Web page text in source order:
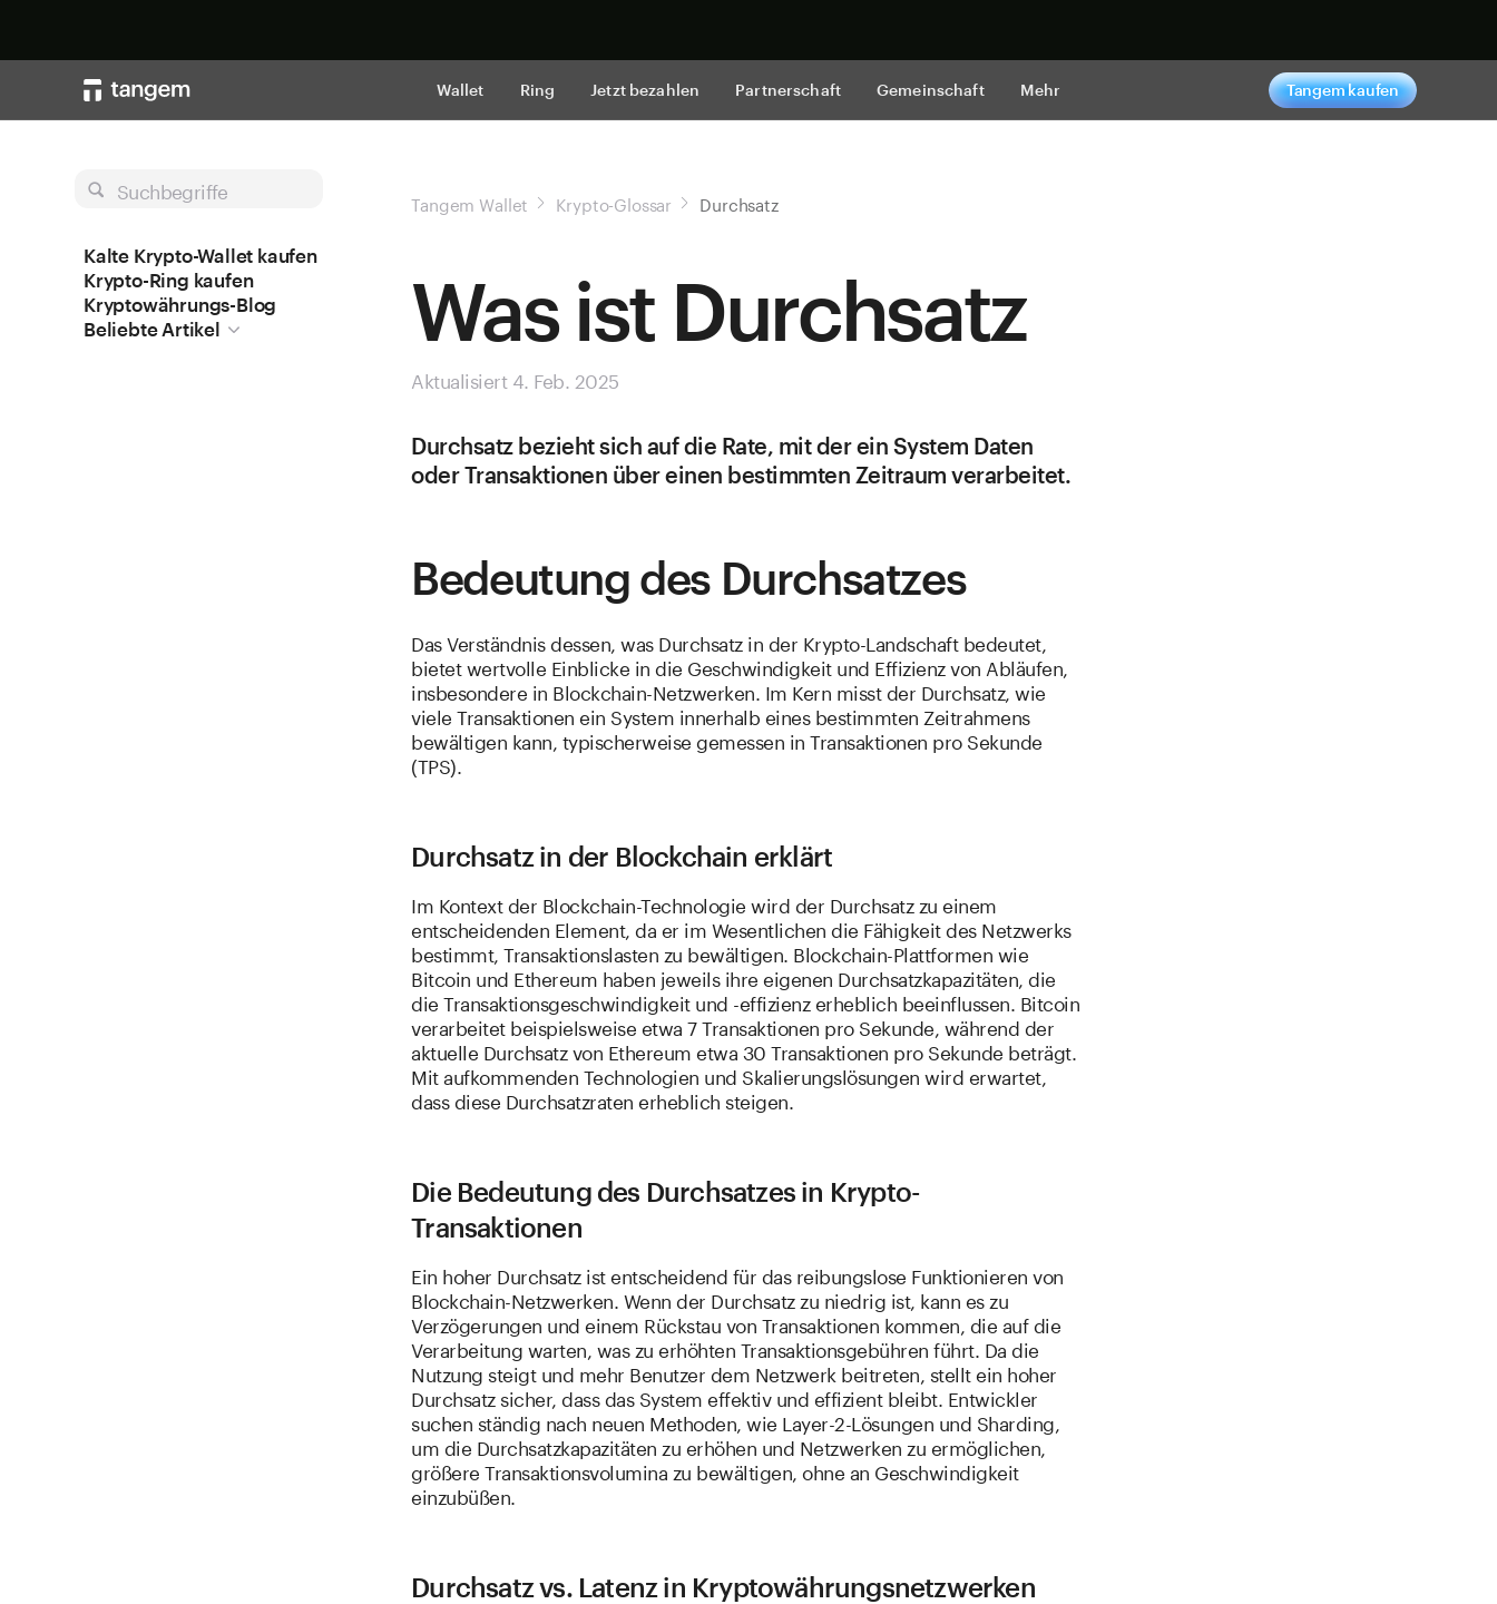
Wallet Ring Jetzt bezahlen Partnerschaft Gemeinschaft Mehr Tangem kaufen
Suchbegriffe
Kalte Krypto-Wallet kaufen
Krypto-Ring kaufen
Kryptowährungs-Blog
Beliebte Artikel
Tangem Wallet Krypto-Glossar Durchsatz
Was ist Durchsatz
Aktualisiert 4. Feb. 2025
Durchsatz bezieht sich auf die Rate, mit der ein System Daten
oder Transaktionen über einen bestimmten Zeitraum verarbeitet.
Bedeutung des Durchsatzes
Das Verständnis dessen, was Durchsatz in der Krypto-Landschaft bedeutet,
bietet wertvolle Einblicke in die Geschwindigkeit und Effizienz von Abläufen,
insbesondere in Blockchain-Netzwerken. Im Kern misst der Durchsatz, wie
viele Transaktionen ein System innerhalb eines bestimmten Zeitrahmens
bewältigen kann, typischerweise gemessen in Transaktionen pro Sekunde
(TPS).
Durchsatz in der Blockchain erklärt
Im Kontext der Blockchain-Technologie wird der Durchsatz zu einem
entscheidenden Element, da er im Wesentlichen die Fähigkeit des Netzwerks
bestimmt, Transaktionslasten zu bewältigen. Blockchain-Plattformen wie
Bitcoin und Ethereum haben jeweils ihre eigenen Durchsatzkapazitäten, die
die Transaktionsgeschwindigkeit und -effizienz erheblich beeinflussen. Bitcoin
verarbeitet beispielsweise etwa 7 Transaktionen pro Sekunde, während der
aktuelle Durchsatz von Ethereum etwa 30 Transaktionen pro Sekunde beträgt.
Mit aufkommenden Technologien und Skalierungslösungen wird erwartet,
dass diese Durchsatzraten erheblich steigen.
Die Bedeutung des Durchsatzes in Krypto-
Transaktionen
Ein hoher Durchsatz ist entscheidend für das reibungslose Funktionieren von
Blockchain-Netzwerken. Wenn der Durchsatz zu niedrig ist, kann es zu
Verzögerungen und einem Rückstau von Transaktionen kommen, die auf die
Verarbeitung warten, was zu erhöhten Transaktionsgebühren führt. Da die
Nutzung steigt und mehr Benutzer dem Netzwerk beitreten, stellt ein hoher
Durchsatz sicher, dass das System effektiv und effizient bleibt. Entwickler
suchen ständig nach neuen Methoden, wie Layer-2-Lösungen und Sharding,
um die Durchsatzkapazitäten zu erhöhen und Netzwerken zu ermöglichen,
größere Transaktionsvolumina zu bewältigen, ohne an Geschwindigkeit
einzubüßen.
Durchsatz vs. Latenz in Kryptowährungsnetzwerken